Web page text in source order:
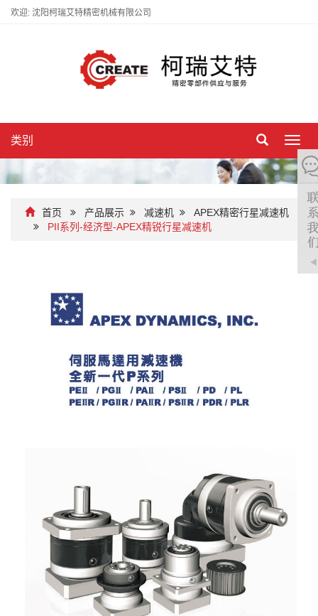
欢迎: 沈阳柯瑞艾特精密机械有限公司
切
换
导
航
类别
首页 产品展示 减速机
APEX精密行星减速机
PII系列-经济型-APEX精锐行星减速机